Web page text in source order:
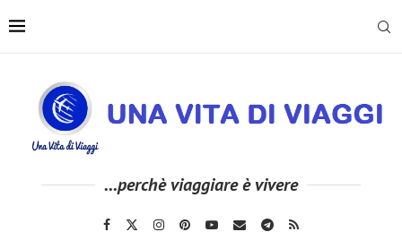
...perchè viaggiare è vivere